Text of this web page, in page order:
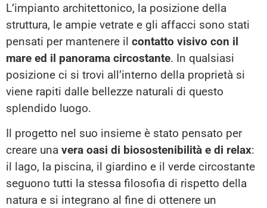
L’impianto architettonico, la posizione della
struttura, le ampie vetrate e gli affacci sono stati
pensati per mantenere il contatto visivo con il
mare ed il panorama circostante. In qualsiasi
posizione ci si trovi all’interno della proprietà si
viene rapiti dalle bellezze naturali di questo
splendido luogo.
Il progetto nel suo insieme è stato pensato per
creare una vera oasi di biosostenibilità e di relax:
il lago, la piscina, il giardino e il verde circostante
seguono tutti la stessa filosofia di rispetto della
natura e si integrano al fine di ottenere un